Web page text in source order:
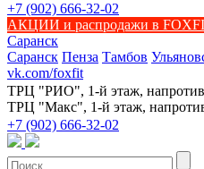
+7 (902) 666-32-02
АКЦИИ и распродажи в
Саранск
Саранск Пенза Тамбов
vk.com/foxfit
ТРЦ "РИО", 1-й этаж, напротив
ТРЦ "Макс", 1-й этаж,
+7 (902) 666-32-02